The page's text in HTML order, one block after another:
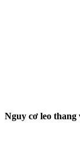
Nguy cơ leo thang